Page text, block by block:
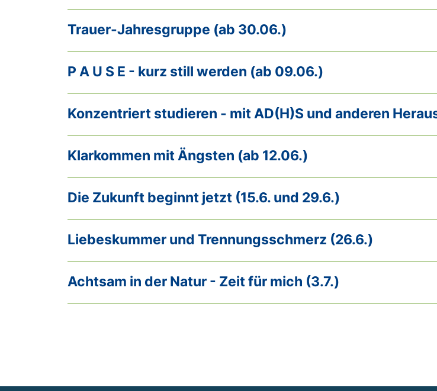
Trauer-Jahresgruppe (ab 30.06.)
P A U S E - kurz still werden (ab 09.06.)
Konzentriert studieren - mit AD(H)S und anderen
Klarkommen mit Ängsten (ab 12.06.)
Die Zukunft beginnt jetzt (15.6. und 29.6.)
Liebeskummer und Trennungsschmerz (26.6.)
Achtsam in der Natur - Zeit für mich (3.7.)